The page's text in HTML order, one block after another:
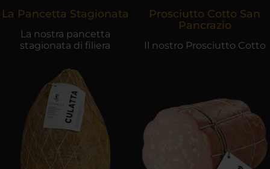
La Pancetta Stagionata
La nostra pancetta
stagionata di filiera
Prosciutto Cotto San
Pancrazio
Il nostro Prosciutto Cotto